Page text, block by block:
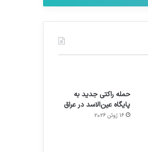
حمله راکتی جدید به
پایگاه عین‌الاسد در عراق
16 ژوئن 2026